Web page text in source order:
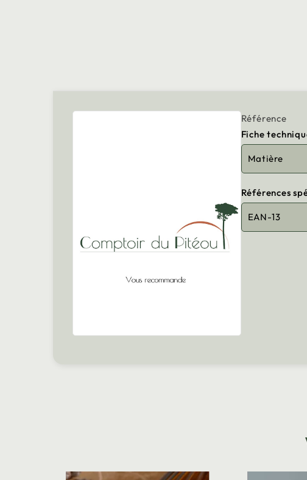
Référence
Fiche
Matière
Références
EAN-13